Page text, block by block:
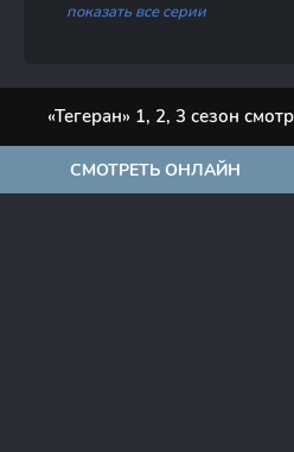
показать все серии
«Тегеран» 1, 2, 3 сезон
СМОТРЕТЬ ОНЛАЙН